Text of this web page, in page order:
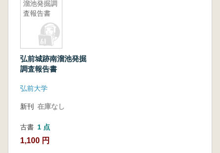
溜池発掘調
査報告書
弘前城跡南溜池発掘
調査報告書
弘前大学
新刊 在庫なし
古書 1 点
1,100 円